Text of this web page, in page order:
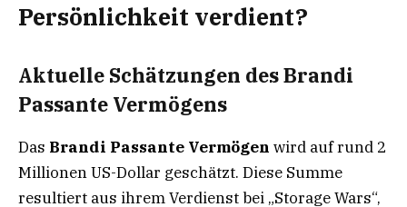
Persönlichkeit verdient?
Aktuelle Schätzungen des Brandi
Passante Vermögens
Das Brandi Passante Vermögen wird auf rund 2
Millionen US-Dollar geschätzt. Diese Summe
resultiert aus ihrem Verdienst bei „Storage Wars“,